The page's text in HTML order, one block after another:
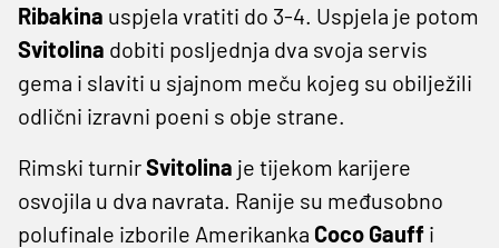
Ribakina uspjela vratiti do 3-4. Uspjela je potom
Svitolina dobiti posljednja dva svoja servis
gema i slaviti u sjajnom meču kojeg su obilježili
odlični izravni poeni s obje strane.
Rimski turnirSvitolina je tijekom karijere
osvojila u dva navrata. Ranije su međusobno
polufinale izborile Amerikanka Coco Gauff i